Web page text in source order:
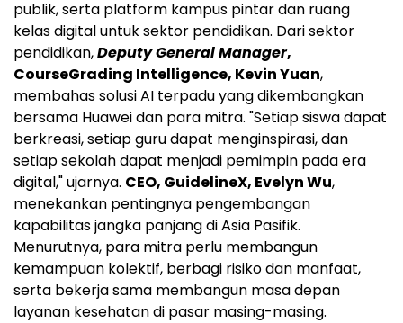
publik, serta platform kampus pintar dan ruang
kelas digital untuk sektor pendidikan. Dari sektor
pendidikan,Deputy General Manager,
CourseGrading Intelligence, Kevin Yuan,
membahas solusi AI terpadu yang dikembangkan
bersama Huawei dan para mitra. "Setiap siswa dapat
berkreasi, setiap guru dapat menginspirasi, dan
setiap sekolah dapat menjadi pemimpin pada era
digital," ujarnya. CEO, GuidelineX, Evelyn Wu,
menekankan pentingnya pengembangan
kapabilitas jangka panjang di Asia Pasifik.
Menurutnya, para mitra perlu membangun
kemampuan kolektif, berbagi risiko dan manfaat,
serta bekerja sama membangun masa depan
layanan kesehatan di pasar masing-masing.